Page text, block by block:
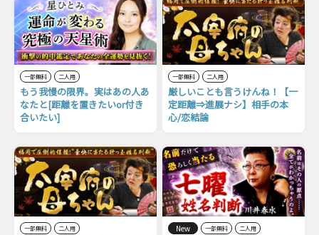
一部無料 二人用
もう我慢の限界。実はあの人あ
なたと[距離を置きたいor付き
合いたい]
一部無料 二人用
厳しいことも言うけんね！【一
定距離⇒進展ナシ】相手の本
心/恋結論
一部無料 二人用 New 一部無料 二人用